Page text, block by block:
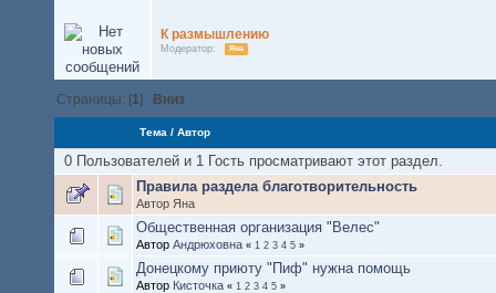
К размышлению
Модератор: Яна
Страницы: [1] Вниз
Тема / Автор
0 Пользователей и 1 Гость просматривают этот раздел.
Правила раздела благотворительность
Автор Яна
Общественная организация "Велес"
Автор Андрюховна « 1 2 3 4 5 »
Донецкому приюту "Пиф" нужна помощь
Автор Кисточка « 1 2 3 4 5 »